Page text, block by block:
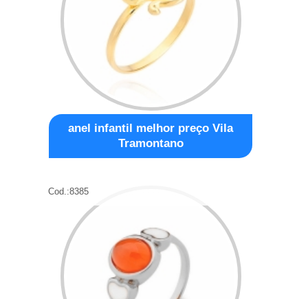
anel infantil melhor preço Vila
Tramontano
Cod.:8385